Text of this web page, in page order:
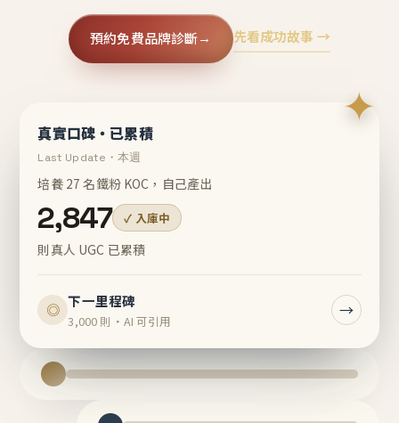
預約免費品牌診斷→ 先看成功故事 →
✦
真實口碑・已累積
Last Update・本週
培養 27 名鐵粉 KOC，自己產出
2,847 ✓ 入庫中
則真人 UGC 已累積
◎ 下一里程碑
3,000 則・AI 可引用
→